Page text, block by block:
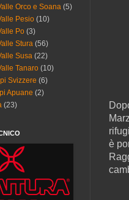
è
Orco e Soana (5)
Pesio (10)
Po (3)
Stura (56)
Susa (22)
Tanaro (10)
Svizzere (6)
Apuane (2)
(23)